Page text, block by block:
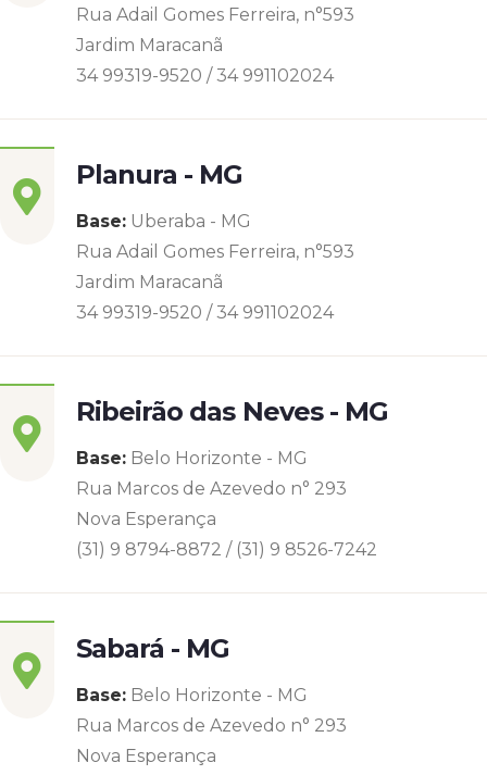
Rua Adail Gomes Ferreira, n°593
Jardim Maracanã
34 99319-9520 / 34 991102024
Planura - MG
Base: Uberaba - MG
Rua Adail Gomes Ferreira, n°593
Jardim Maracanã
34 99319-9520 / 34 991102024
Ribeirão das Neves - MG
Base: Belo Horizonte - MG
Rua Marcos de Azevedo n° 293
Nova Esperança
(31) 9 8794-8872 / (31) 9 8526-7242
Sabará - MG
Base: Belo Horizonte - MG
Rua Marcos de Azevedo n° 293
Nova Esperança